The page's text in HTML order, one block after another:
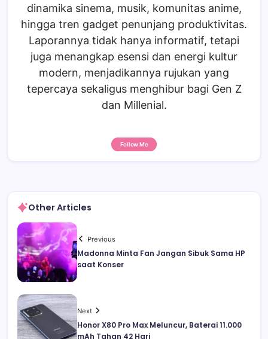
dinamika sinema, musik, komunitas anime,
hingga tren gadget penunjang produktivitas.
Laporannya tidak hanya informatif, tetapi
juga menangkap esensi dan energi kultur
modern, menjadikannya rujukan yang
tepercaya sekaligus menghibur bagi Gen Z
dan Millenial.
Follow Me
Other Articles
Previous
Madonna Minta Fan Jangan Sibuk Sama HP
saat Konser
Next
Honor X80 Pro Max Meluncur, Baterai 11.000
mAh Tahan 42 Hari